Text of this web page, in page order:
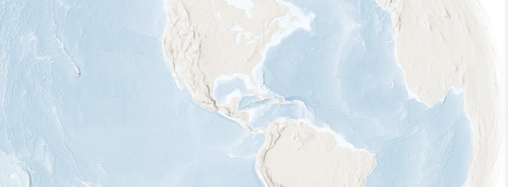
Brecha en los datos de
seguimiento
Viaje de un pájaro rastreado
Abundancia de esta especie
Moderada Alto
Gama de verano
Rango de invierno
Rango a lo largo del año